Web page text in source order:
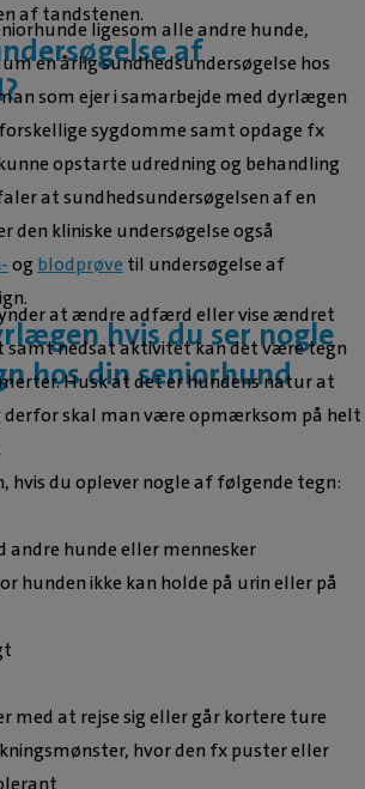
af tandstenen.
af
ligesom alle andre hunde,
en årlig sundhedsundersøgelse hos
som ejer i samarbejde med dyrlægen
sygdomme samt opdage fx
opstarte udredning og behandling
at sundhedsundersøgelsen af en
den kliniske undersøgelse også
og blodprøve til undersøgelse af
hvis du ser nogle
hos din seniorhund
at ændre adfærd eller vise ændret
samt nedsat aktivitet kan det være tegn
Husk at det er hundens natur at
derfor skal man være opmærksom på helt
du oplever nogle af følgende tegn:
andre hunde eller mennesker
hunden ikke kan holde på urin eller på
med at rejse sig eller går kortere ture
hvor den fx puster eller